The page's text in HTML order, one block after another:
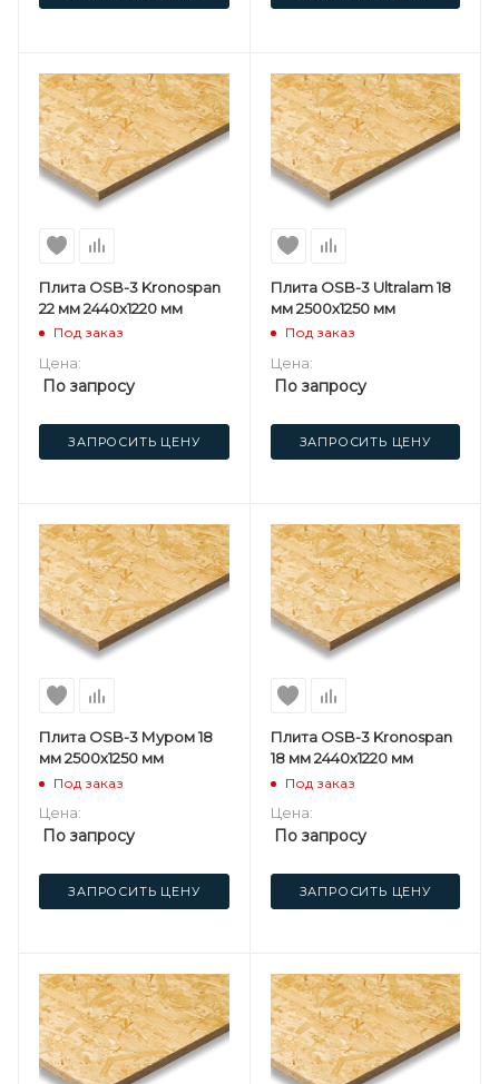
Плита OSB-3 Kronospan
22 мм 2440х1220 мм
Под заказ
Цена:
По запросу
ЗАПРОСИТЬ ЦЕНУ
Плита OSB-3 Ultralam 18
мм 2500х1250 мм
Под заказ
Цена:
По запросу
ЗАПРОСИТЬ ЦЕНУ
Плита OSB-3 Муром 18
мм 2500х1250 мм
Под заказ
Цена:
По запросу
ЗАПРОСИТЬ ЦЕНУ
Плита OSB-3 Kronospan
18 мм 2440х1220 мм
Под заказ
Цена:
По запросу
ЗАПРОСИТЬ ЦЕНУ